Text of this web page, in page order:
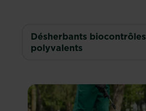
Désherbants biocontrôles
polyvalents